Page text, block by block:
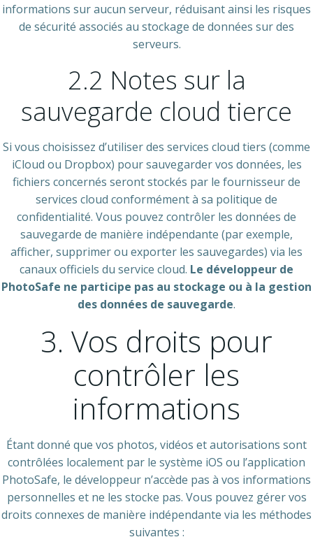
informations sur aucun serveur, réduisant ainsi les risques
de sécurité associés au stockage de données sur des
serveurs.
2.2 Notes sur la
sauvegarde cloud tierce
Si vous choisissez d’utiliser des services cloud tiers (comme
iCloud ou Dropbox) pour sauvegarder vos données, les
fichiers concernés seront stockés par le fournisseur de
services cloud conformément à sa politique de
confidentialité. Vous pouvez contrôler les données de
sauvegarde de manière indépendante (par exemple,
afficher, supprimer ou exporter les sauvegardes) via les
canaux officiels du service cloud. Le développeur de
PhotoSafe ne participe pas au stockage ou à la gestion
des données de sauvegarde.
3. Vos droits pour
contrôler les
informations
Étant donné que vos photos, vidéos et autorisations sont
contrôlées localement par le système iOS ou l’application
PhotoSafe, le développeur n’accède pas à vos informations
personnelles et ne les stocke pas. Vous pouvez gérer vos
droits connexes de manière indépendante via les méthodes
suivantes :